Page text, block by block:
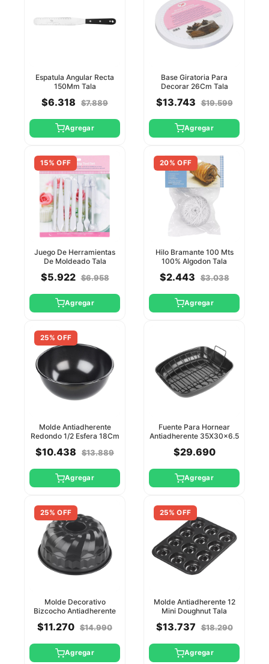
Espatula Angular Recta
150Mm Tala
$6.318 $7.889
Agregar
Base Giratoria Para
Decorar 26Cm Tala
$13.743 $19.599
Agregar
15% OFF
Juego De Herramientas
De Moldeado Tala
$5.922 $6.958
Agregar
20% OFF
Hilo Bramante 100 Mts
100% Algodon Tala
$2.443 $3.038
Agregar
25% OFF
Molde Antiadherente
Redondo 1/2 Esfera 18Cm
$10.438 $13.889
Agregar
Fuente Para Hornear
Antiadherente 35X30x6.5
$29.690
Agregar
25% OFF
Molde Decorativo
Bizcocho Antiadherente
$11.270 $14.990
Agregar
25% OFF
Molde Antiadherente 12
Mini Doughnut Tala
$13.737 $18.290
Agregar